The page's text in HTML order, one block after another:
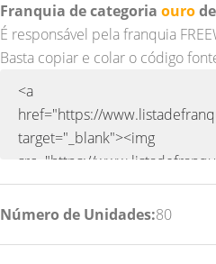
Franquia de categoria ouro
É responsável pela franquia
Basta copiar e colar o código
Número de Unidades:80